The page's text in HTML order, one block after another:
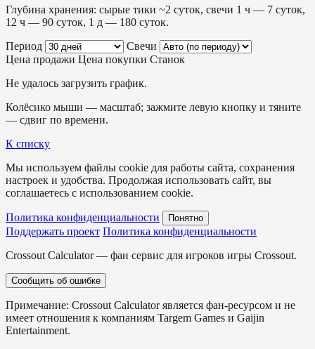
Глубина хранения: сырые тики ~2 суток, свечи 1 ч — 7 суток,
12 ч — 90 суток, 1 д — 180 суток.
Период
Свечи
Цена продажи Цена покупки Станок
Не удалось загрузить график.
Колёсико мыши — масштаб; зажмите левую кнопку и тяните
— сдвиг по времени.
К списку
Мы используем файлы cookie для работы сайта, сохранения
настроек и удобства. Продолжая использовать сайт, вы
соглашаетесь с использованием cookie.
Политика конфиденциальности Понятно
Поддержать проект Политика конфиденциальности
Crossout Calculator — фан сервис для игроков игры Crossout.
Сообщить об ошибке
Примечание: Crossout Calculator является фан-ресурсом и не
имеет отношения к компаниям Targem Games и Gaijin
Entertainment.